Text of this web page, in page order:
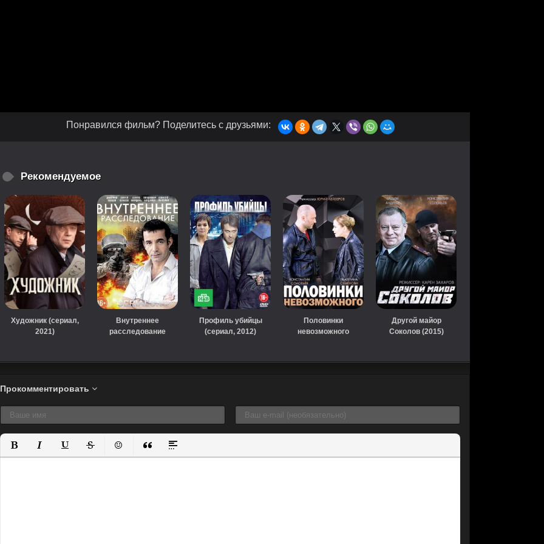
Понравился фильм? Поделитесь с друзьями:
Рекомендуемое
Художник (сериал,
2021)
Внутреннее
расследование
Профиль убийцы
(сериал, 2012)
Половинки
невозможного
Другой майор
Соколов (2015)
Прокомментировать
Полужирный
КурсивПодчеркнутый
ЗачеркнутыйВставить смайлик
Вставка цитаты
Вставка спойлера